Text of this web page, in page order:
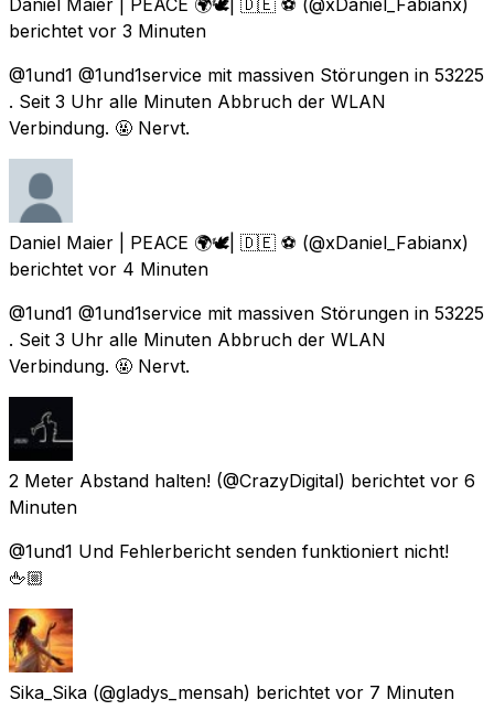
berichtet vor 3 Minuten
@1und1 @1und1service mit massiven Störungen in 53225
. Seit 3 Uhr alle Minuten Abbruch der WLAN
Verbindung. 🤬 Nervt.
Daniel Maier | PEACE 🌍🕊| 🇩🇪 ⚽️ (@xDaniel_Fabianx)
berichtet vor 4 Minuten
@1und1 @1und1service mit massiven Störungen in 53225
. Seit 3 Uhr alle Minuten Abbruch der WLAN
Verbindung. 🤬 Nervt.
2 Meter Abstand halten! (@CrazyDigital) berichtet vor 6
Minuten
@1und1 Und Fehlerbericht senden funktioniert nicht!
🖕🏼
Sika_Sika (@gladys_mensah) berichtet vor 7 Minuten